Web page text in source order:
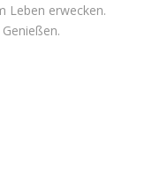
Leben erwecken.